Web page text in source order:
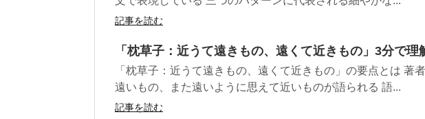
記事を読む
「枕草子：近うて遠きもの、遠くて近きもの」3分で
「枕草子：近うて遠きもの、遠くて近きもの」の要点とは 著
遠いもの、また遠いように思えて近いものが語られる 語...
記事を読む